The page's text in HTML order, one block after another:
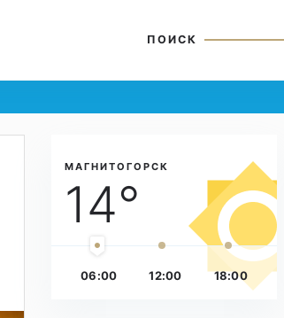
ПОИСК
МАГНИТОГОРСК
14°
06:00 12:00 18:00